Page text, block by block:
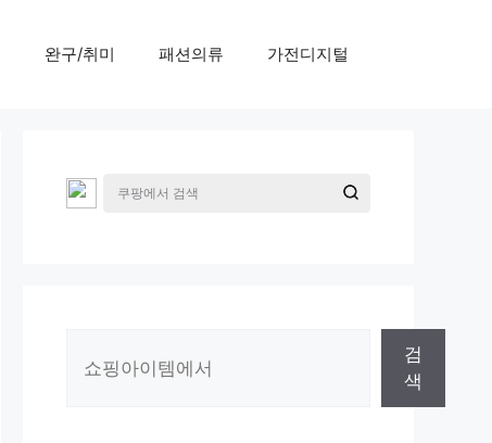
완구/취미 패션의류 가전디지털
검
색